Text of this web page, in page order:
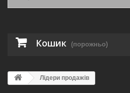
Кошик (порожньо)
Лідери продажів